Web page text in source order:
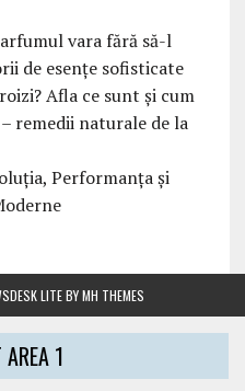
vara fără să-l
de esențe sofisticate
Afla ce sunt și cum
remedii naturale de la
Performanța și
LITE BYMH THEMES
1